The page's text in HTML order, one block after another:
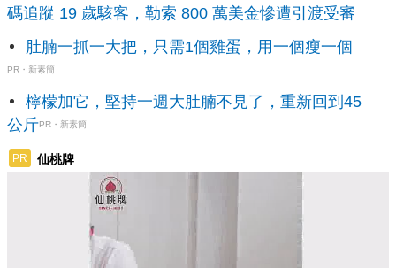
碼追蹤 19 歲駭客，勒索 800 萬美金慘遭引渡受審
肚腩一抓一大把，只需1個雞蛋，用一個瘦一個
PR・新素簡
檸檬加它，堅持一週大肚腩不見了，重新回到45
公斤PR・新素簡
PR 仙桃牌